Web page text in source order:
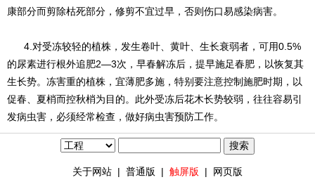
康部分而剪除枯死部分，修剪不宜过早，否则伤口易感染病害。
4.对受冻较轻的植株，发生卷叶、黄叶、生长衰弱者，可用0.5%
的尿素进行根外追肥2—3次，早春解冻后，提早施足春肥，以恢复其
生长势。冻害重的植株，宜薄肥多施，特别要注意控制施肥时期，以
促春、夏梢而控秋梢为目的。此外受冻后花木长势较弱，往往容易引
发病虫害，必须经常检查，做好病虫害预防工作。
关于网站 | 普通版 | 触屏版 | 网页版